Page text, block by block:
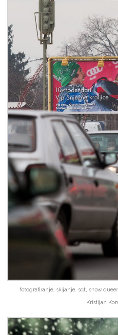
fotografiranje, skijanje, sqt, snow
Kristijan